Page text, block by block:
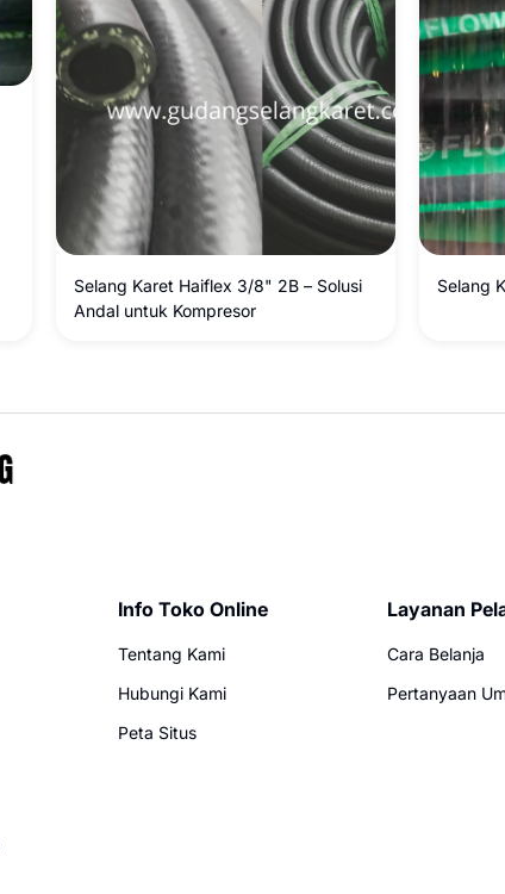
sudah
Produk
cocok) Rekomendasi Utama (SEO
Mpa /
Selang Karet Haiflex 3/8" 2B – Solusi
Andal untuk Kompresor
Selang
Info Toko Online
Tentang Kami
Hubungi Kami
Peta Situs
Layanan
Cara Belanja
Pertanyaan